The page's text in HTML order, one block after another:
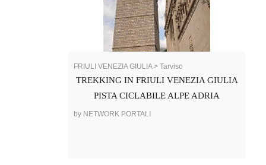
FRIULI VENEZIA GIULIA > Tarviso
TREKKING IN FRIULI VENEZIA GIULIA
PISTA CICLABILE ALPE ADRIA
by NETWORK PORTALI